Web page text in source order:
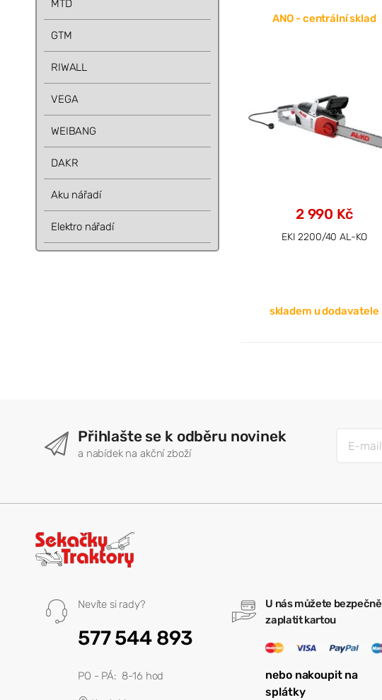
MTD
GTM
RIWALL
VEGA
WEIBANG
DAKR
Aku nářadí
Elektro nářadí
ANO - centrální sklad
2 990 Kč
EKI 2200/40 AL-KO
skladem u dodavatele
Přihlašte se k odběru novinek
a nabídek na akční zboží
Nevíte si rady?
577 544 893
PO - PÁ: 8-16 hod
U nás můžete bezpečně
zaplatit kartou
nebo nakoupit na
splátky